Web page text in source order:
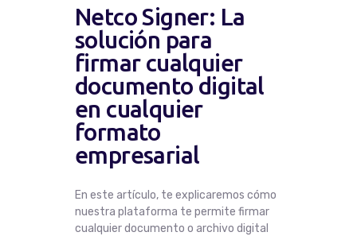
Netco Signer: La
solución para
firmar cualquier
documento digital
en cualquier
formato
empresarial
En este artículo, te explicaremos cómo
nuestra plataforma te permite firmar
cualquier documento o archivo digital